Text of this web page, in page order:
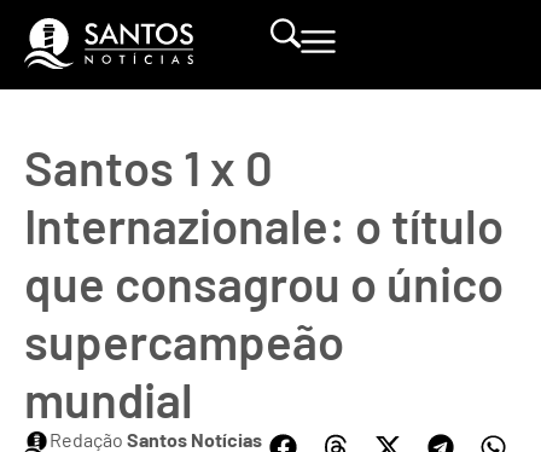
Santos 1 x 0
Internazionale: o título
que consagrou o único
supercampeão
mundial
Redação Santos Notícias